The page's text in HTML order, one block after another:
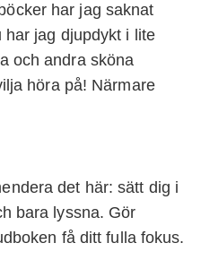
har jag saknat
har jag djupdykt i lite
och andra sköna
höra på! Närmare
det här: sätt dig i
bara lyssna. Gör
få ditt fulla fokus.